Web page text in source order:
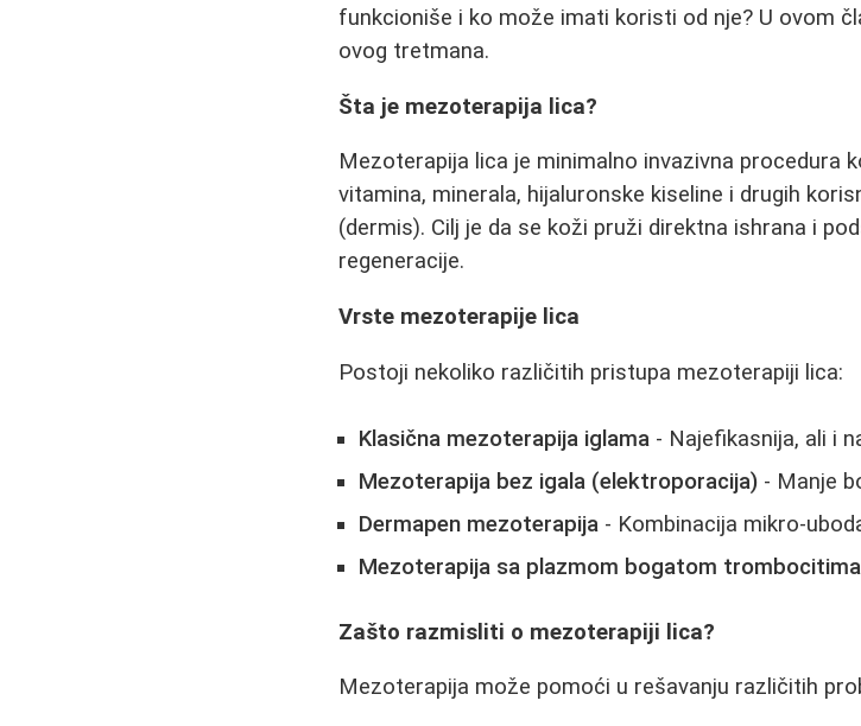
funkcioniše i ko može imati koristi od nje? U ovom
ovog tretmana.
Šta je mezoterapija lica?
Mezoterapija lica je minimalno invazivna procedura
vitamina, minerala, hijaluronske kiseline i drugih
(dermis). Cilj je da se koži pruži direktna ishrana i
regeneracije.
Vrste mezoterapije lica
Postoji nekoliko različitih pristupa mezoterapiji lica:
Klasična mezoterapija iglama - Najefikasnija, ali i
Mezoterapija bez igala (elektroporacija) - Manje
Dermapen mezoterapija - Kombinacija mikro-
Mezoterapija sa plazmom bogatom trombocitima
Zašto razmisliti o mezoterapiji lica?
Mezoterapija može pomoći u rešavanju različitih